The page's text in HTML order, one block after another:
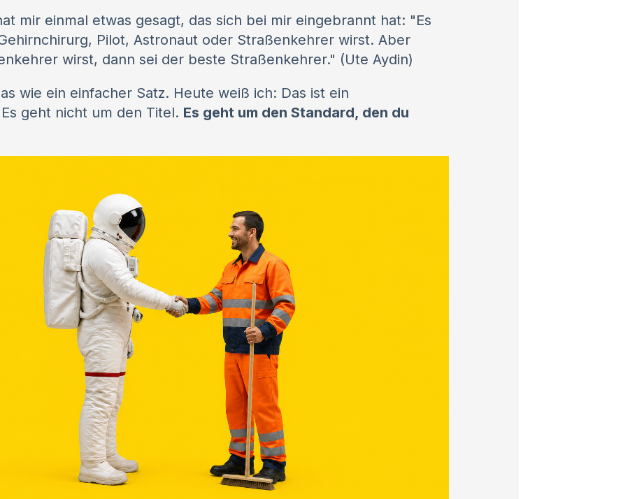
mir einmal etwas gesagt, das sich bei mir eingebrannt hat: "Es
Pilot, Astronaut oder Straßenkehrer wirst. Aber
wirst, dann sei der beste Straßenkehrer." (Ute Aydin)
wie ein einfacher Satz. Heute weiß ich: Das ist ein
geht nicht um den Titel. Es geht um den Standard, den du